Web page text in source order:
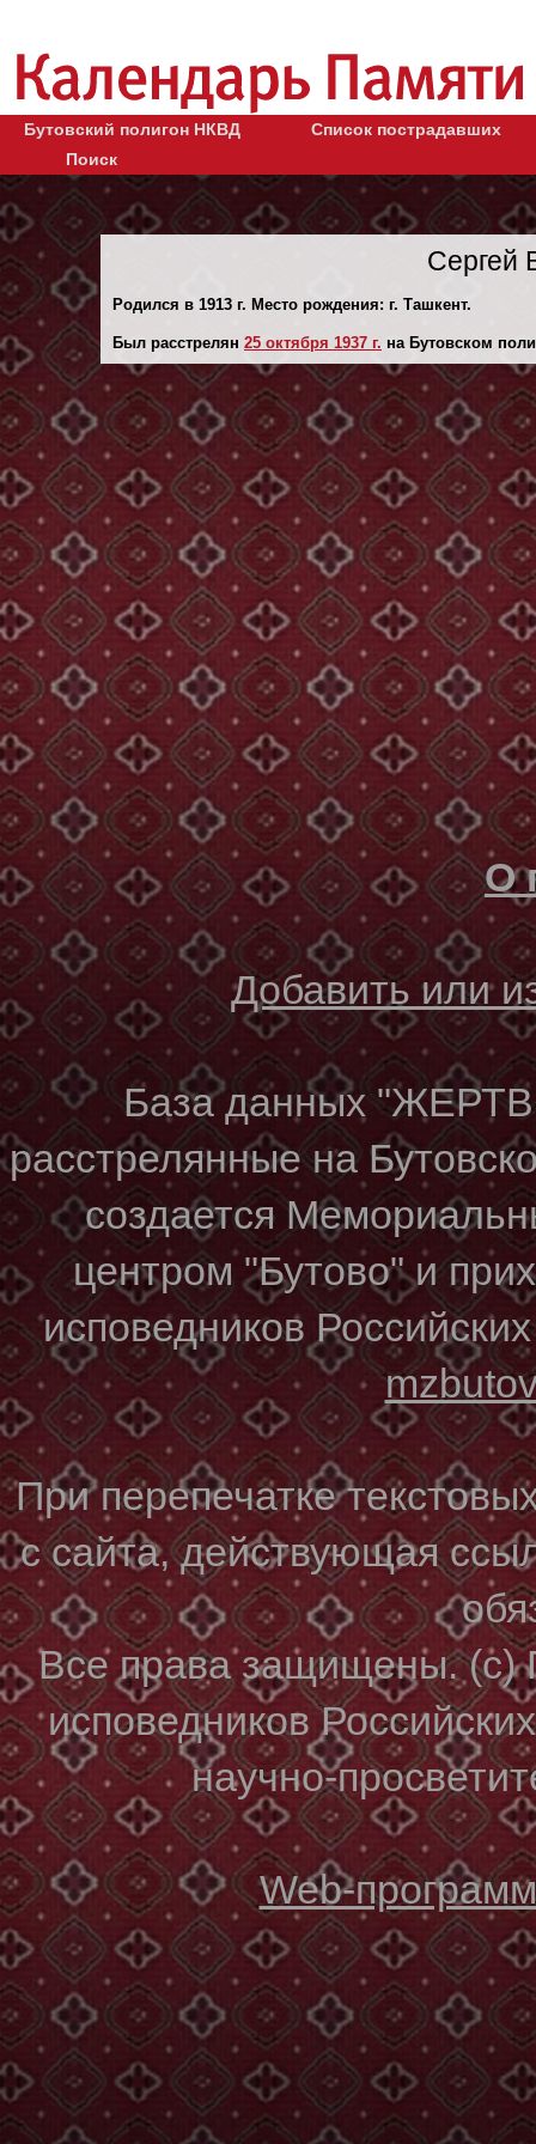
Бутовский полигон НКВД
Список пострадавших
Поиск
Сергей
Родился в 1913 г. Место рождения: г. Ташкент.
Был расстрелян 25 октября 1937 г. на Бутовском
О
Добавить или
База данных
расстрелянные на
создается
центром "Бутово" и
исповедников
При перепечатке
с сайта, действующая
Все права защищены. (с)
исповедников
научно-
Web-